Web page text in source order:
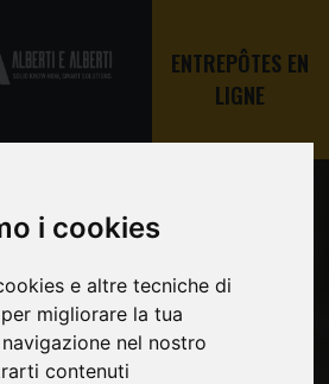
i cookies
e altre tecniche di
migliorare la tua
nel nostro
contenuti
ENTREPÔTES EN
LIGNE